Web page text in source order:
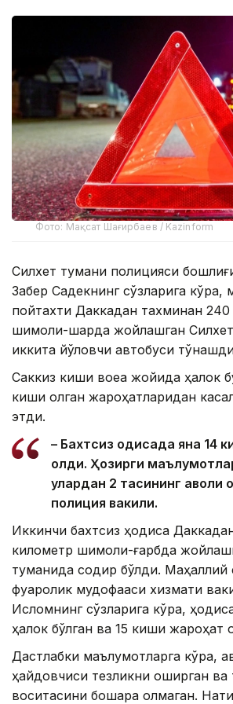
Фото: Мақсат Шағирбаев / Kazinform
Силхет тумани полицияси
Забер Садекнинг сўзларига кўра,
пойтахти Даккадан тахминан
шимоли-шарқда жойлашган
иккита йўловчи автобуси
Саккиз киши воқеа жойида ҳалок
киши олган жароҳатларидан
этди.
– Бахтсиз ҳодисада яна 14
олди. Ҳозирги
улардан 2 тасининг аҳволи
полиция вакили.
Иккинчи бахтсиз ҳодиса
километр шимоли-ғарбда
туманида содир бўлди. Маҳаллий
фуқаролик мудофааси хизмати
Исломнинг сўзларига кўра,
ҳалок бўлган ва 15 киши жароҳат
Дастлабки маълумотларга кўра,
ҳайдовчиси тезликни оширган ва
воситасини бошқара олмаган.